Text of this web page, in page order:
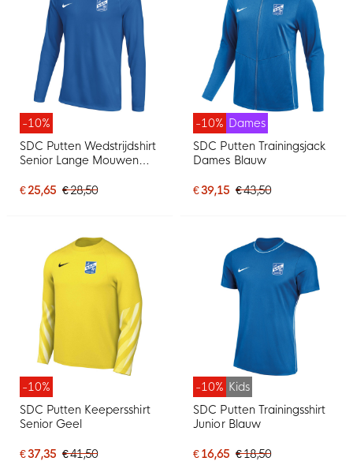
-10%
SDC Putten Wedstrijdshirt
Senior Lange Mouwen
€ 25,65 € 28,50
-10% Dames
SDC Putten Trainingsjack
Dames Blauw
€ 39,15 € 43,50
-10%
SDC Putten Keepersshirt
Senior Geel
€ 37,35 € 41,50
-10% Kids
SDC Putten Trainingsshirt
Junior Blauw
€ 16,65 € 18,50